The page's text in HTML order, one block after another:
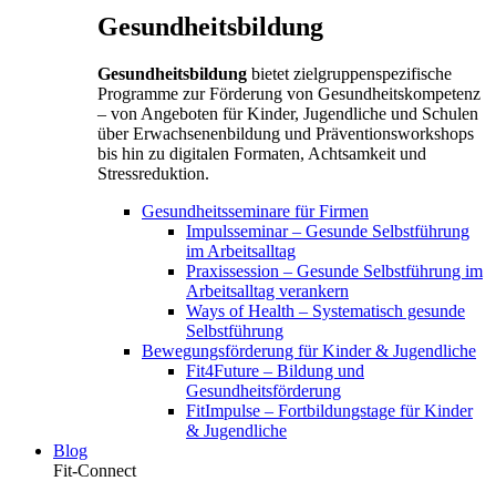
Gesundheitsbildung
Gesundheitsbildung bietet zielgruppenspezifische
Programme zur Förderung von Gesundheitskompetenz
– von Angeboten für Kinder, Jugendliche und Schulen
über Erwachsenenbildung und Präventionsworkshops
bis hin zu digitalen Formaten, Achtsamkeit und
Stressreduktion.
Gesundheitsseminare für Firmen
Impulsseminar – Gesunde Selbstführung
im Arbeitsalltag
Praxissession – Gesunde Selbstführung im
Arbeitsalltag verankern
Ways of Health – Systematisch gesunde
Selbstführung
Bewegungsförderung für Kinder & Jugendliche
Fit4Future – Bildung und
Gesundheitsförderung
FitImpulse – Fortbildungstage für Kinder
& Jugendliche
Blog
Fit-Connect